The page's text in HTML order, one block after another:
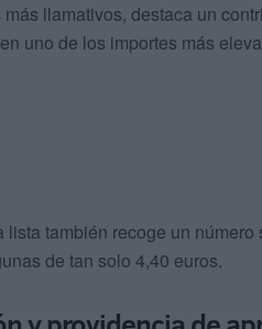
llamativos, destaca un
uno de los importes más
lista también recoge un
de tan solo 4,40 euros.